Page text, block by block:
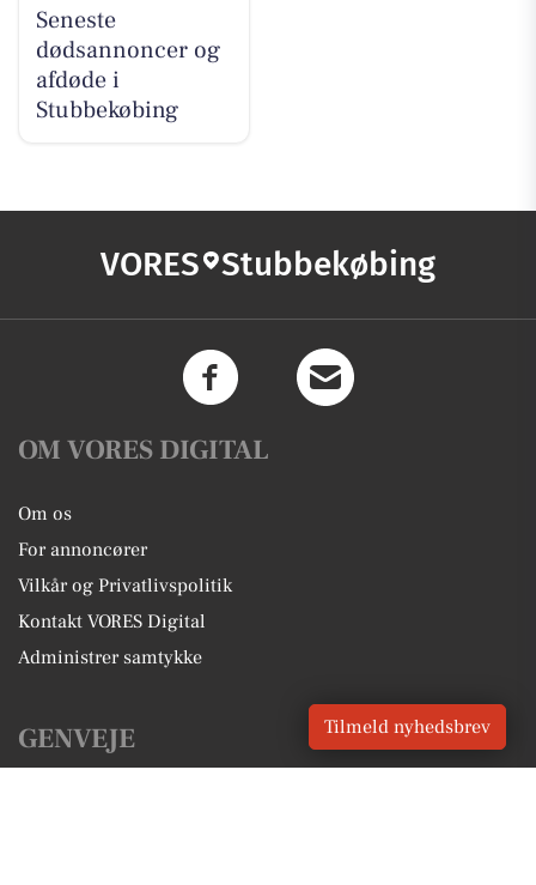
Seneste
dødsannoncer og
afdøde i
Stubbekøbing
VORES Stubbekøbing
OM VORES DIGITAL
Om os
For annoncører
Vilkår og Privatlivspolitik
Kontakt VORES Digital
Administrer samtykke
GENVEJE Tilmeld nyhedsbrev